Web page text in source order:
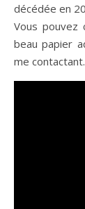
décédée en
Vous pouvez
beau papier
me contactant.